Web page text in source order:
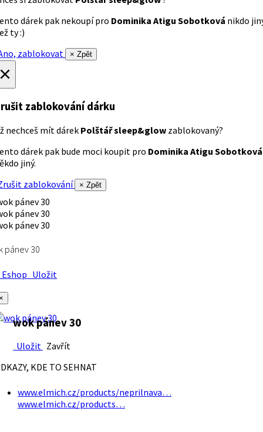
dárek pak nekoupí pro Dominika Atigu Sobotková nikdo
ty :)
zablokovat
× Zpět
zablokování dárku
nechceš mít dárek Polštář sleep&glow zablokovaný?
dárek pak bude moci koupit pro Dominika Atigu Sobotková
jiný.
zablokování
× Zpět
pánev 30
Uložit
wok pánev 30
Uložit Zavřít
KDE TO SEHNAT
www.elmich.cz/products/neprilnava…
www.elmich.cz/products…